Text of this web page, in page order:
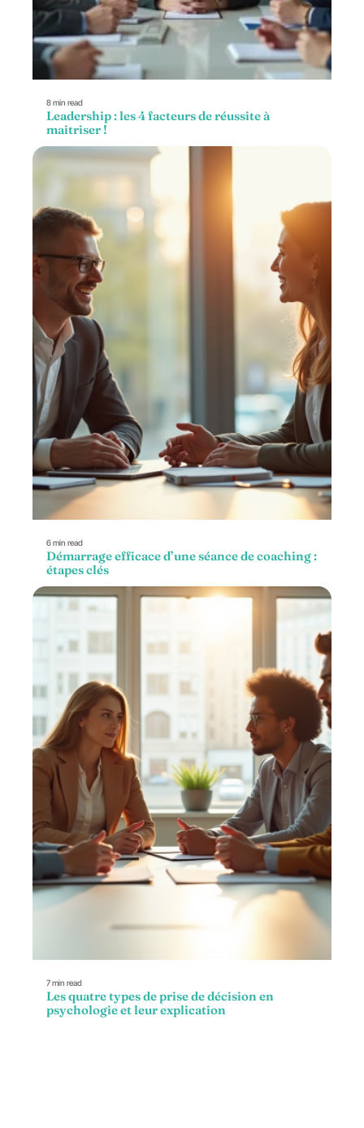
8 min read
Leadership : les 4 facteurs de réussite à
maitriser !
6 min read
Démarrage efficace d’une séance de coaching :
étapes clés
7 min read
Les quatre types de prise de décision en
psychologie et leur explication